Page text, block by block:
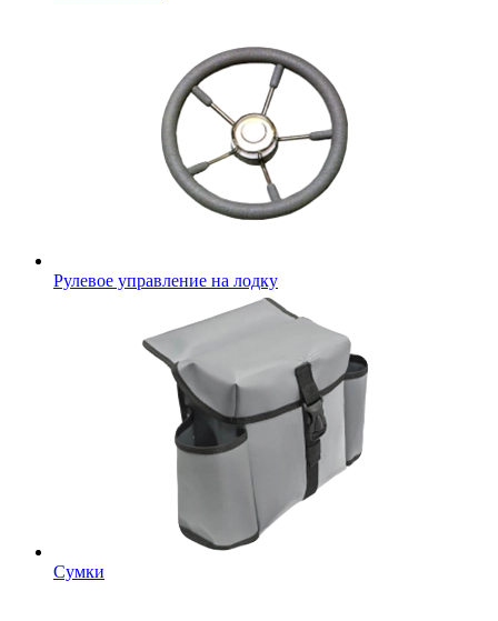
Рулевое управление на лодку
Сумки